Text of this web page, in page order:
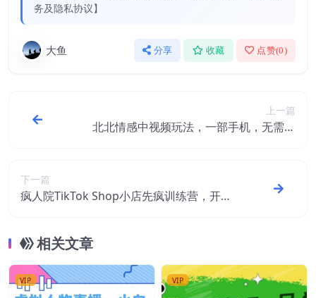
务及隐私协议】
大鱼 分享 收藏 点赞(0)
上一篇
北北情感中视频玩法，一部手机，无需出
下一篇
疯人院TikTok Shop小店先疯训练营，开启2
相关文章
VIP VIP